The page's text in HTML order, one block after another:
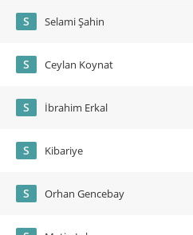
S Selami Şahin
S Ceylan Koynat
S İbrahim Erkal
S Kibariye
S Orhan Gencebay